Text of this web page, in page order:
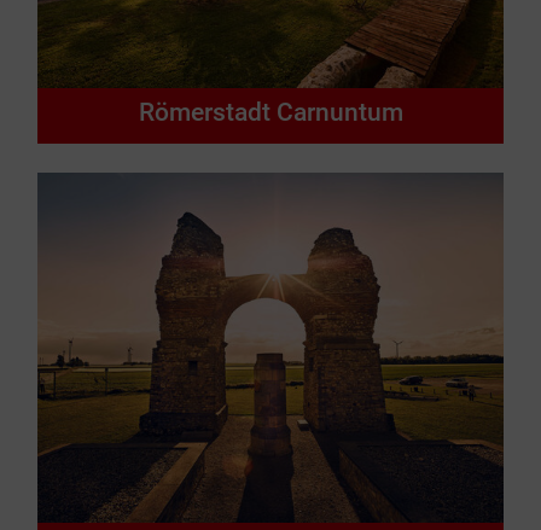
Römerstadt Carnuntum